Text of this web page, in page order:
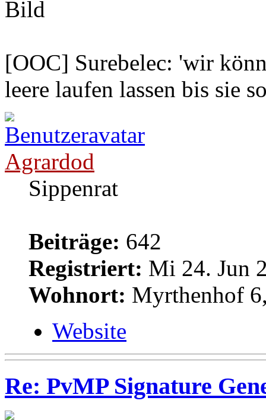
[OOC] Surebelec: 'wir
leere laufen lassen bis sie
Agrardod
Sippenrat
Beiträge: 642
Registriert: Mi 24. Jun
Wohnort: Myrthenhof
Website
Re: PvMP Signature